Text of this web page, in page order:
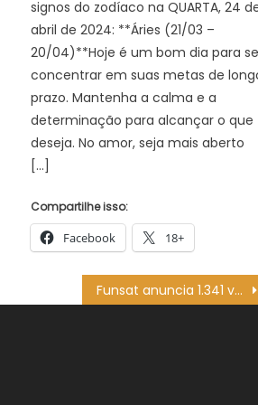
signos do zodíaco na QUARTA, 24
abril de 2024: **Áries (21/03 –
20/04)**Hoje é um bom dia para se
concentrar em suas metas de
prazo. Mantenha a calma e a
determinação para alcançar o que
deseja. No amor, seja mais aberto
[…]
Compartilhe isso:
Facebook 18+
Funsat anuncia 1.341 vagas nesta quarta-feira (25) – CGNotícias